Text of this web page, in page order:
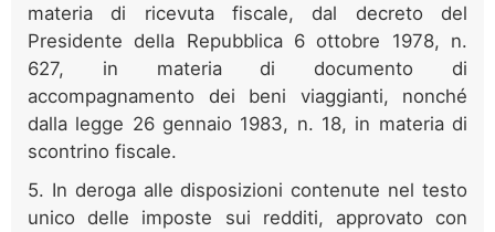
materia di ricevuta fiscale, dal decreto del
Presidente della Repubblica 6 ottobre 1978, n.
627, in materia di documento di
accompagnamento dei beni viaggianti, nonché
dalla legge 26 gennaio 1983, n. 18, in materia di
scontrino fiscale.
5. In deroga alle disposizioni contenute nel testo
unico delle imposte sui redditi, approvato con